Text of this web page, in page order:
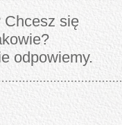
Chcesz się
odpowiemy.